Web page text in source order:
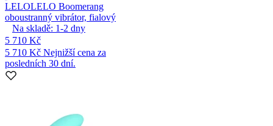
LELOLELO Boomerang
oboustranný vibrátor, fialový
Na skladě: 1-2 dny
5 710 Kč
5 710 Kč Nejnižší cena za
posledních 30 dní.